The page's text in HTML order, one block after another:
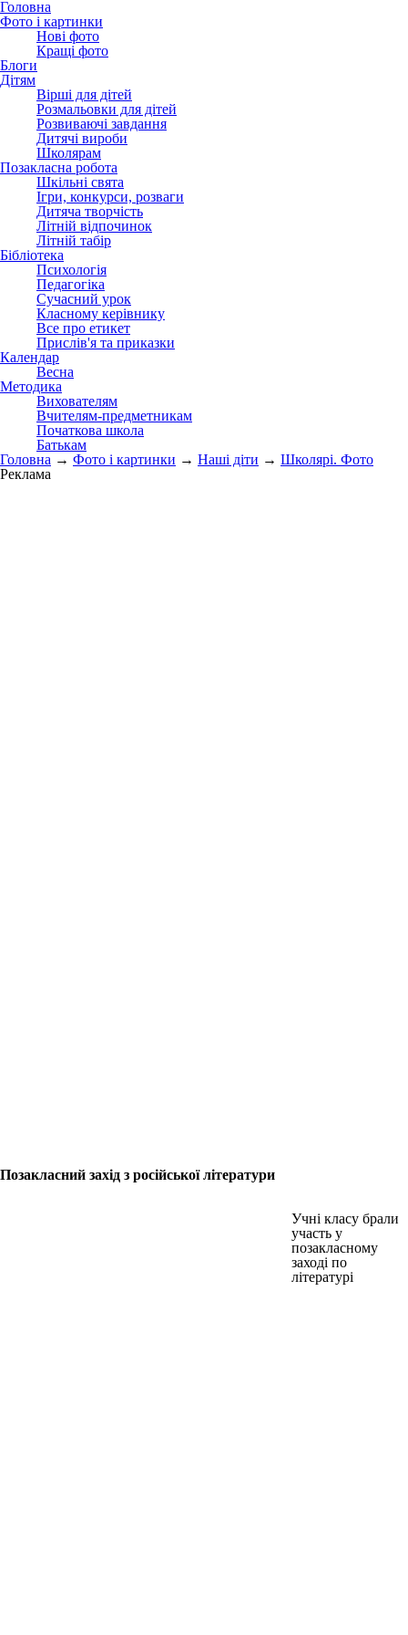
Головна
Фото і картинки
Нові фото
Кращі фото
Блоги
Дітям
Вірші для дітей
Розмальовки для дітей
Розвиваючі завдання
Дитячі вироби
Школярам
Позакласна робота
Шкільні свята
Ігри, конкурси, розваги
Дитяча творчість
Літній відпочинок
Літній табір
Бібліотека
Психологія
Педагогіка
Сучасний урок
Класному керівнику
Все про етикет
Прислів'я та приказки
Календар
Весна
Методика
Вихователям
Вчителям-предметникам
Початкова школа
Батькам
Головна → Фото і картинки → Наші діти → Школярі. Фото
Реклама
Позакласний захід з російської літератури
Учні класу брали
участь у
позакласному
заході по
літературі